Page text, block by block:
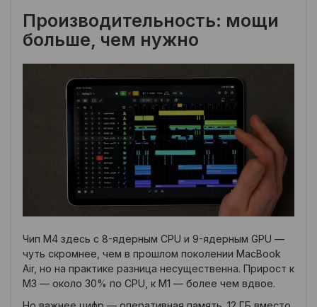
Производительность: мощи
больше, чем нужно
Чип M4 здесь с 8-ядерным CPU и 9-ядерным GPU —
чуть скромнее, чем в прошлом поколении MacBook
Air, но на практике разница несущественна. Прирост к
M3 — около 30% по CPU, к M1 — более чем вдвое.